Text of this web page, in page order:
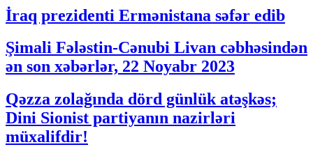
İraq prezidenti Ermənistana səfər edib
Şimali Fələstin-Cənubi Livan cəbhəsindən
ən son xəbərlər, 22 Noyabr 2023
Qəzza zolağında dörd günlük atəşkəs;
Dini Sionist partiyanın nazirləri
müxalifdir!